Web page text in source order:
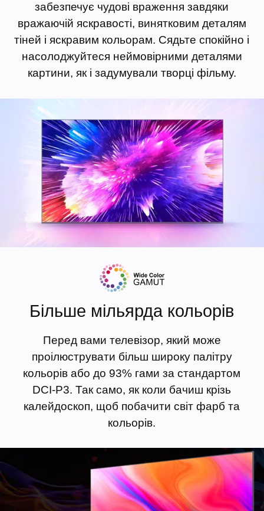
забезпечує чудові враження завдяки
вражаючій яскравості, винятковим деталям
тіней і яскравим кольорам. Сядьте спокійно і
насолоджуйтеся неймовірними деталями
картини, як і задумували творці фільму.
Більше мільярда кольорів
Перед вами телевізор, який може
проілюструвати більш широку палітру
кольорів або до 93% гами за стандартом
DCI-P3. Так само, як коли бачиш крізь
калейдоскоп, щоб побачити світ фарб та
кольорів.